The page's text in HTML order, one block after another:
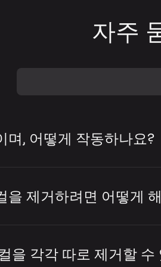
자주
며, 어떻게 작동하나요?
방용 트랙 제작, 아카펠
이 도구는 트랙을 분석
을 제거하려면 어떻게
업로드하면 도구가 오
을 각각 따로 제거할 수